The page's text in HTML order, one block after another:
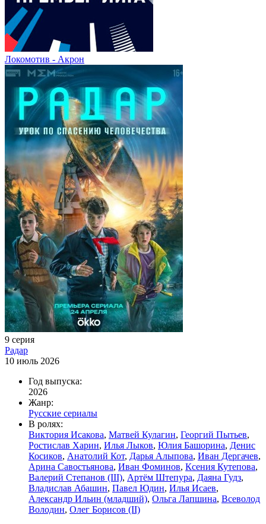
Локомотив - Акрон
9 серия
Радар
10 июль 2026
Год выпуска:
2026
Жанр:
Русские сериалы
В ролях:
Виктория Исакова, Матвей Кулагин, Георгий Пытьев,
Ростислав Харин, Илья Лыков, Юлия Башорина, Денис
Косиков, Анатолий Кот, Дарья Алыпова, Иван Дергачев,
Арина Савостьянова, Иван Фоминов, Ксения Кутепова,
Валерий Степанов (III), Артём Штепура, Даяна Гудз,
Владислав Абашин, Павел Юдин, Илья Исаев,
Александр Ильин (младший), Ольга Лапшина, Всеволод
Володин, Олег Борисов (II)